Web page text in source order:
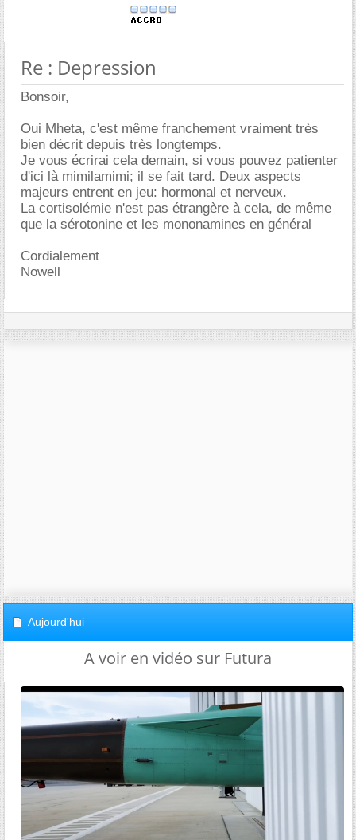
Re : Depression
Bonsoir,
Oui Mheta, c'est même franchement vraiment très
bien décrit depuis très longtemps.
Je vous écrirai cela demain, si vous pouvez patienter
d'ici là mimilamimi; il se fait tard. Deux aspects
majeurs entrent en jeu: hormonal et nerveux.
La cortisolémie n'est pas étrangère à cela, de même
que la sérotonine et les mononamines en général
Cordialement
Nowell
Aujourd'hui
A voir en vidéo sur Futura